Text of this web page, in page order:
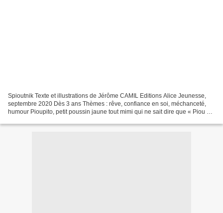
Spioutnik Texte et illustrations de Jérôme CAMIL Editions Alice Jeunesse,
septembre 2020 Dès 3 ans Thèmes : rêve, confiance en soi, méchanceté,
humour Pioupito, petit poussin jaune tout mimi qui ne sait dire que « Piou »,